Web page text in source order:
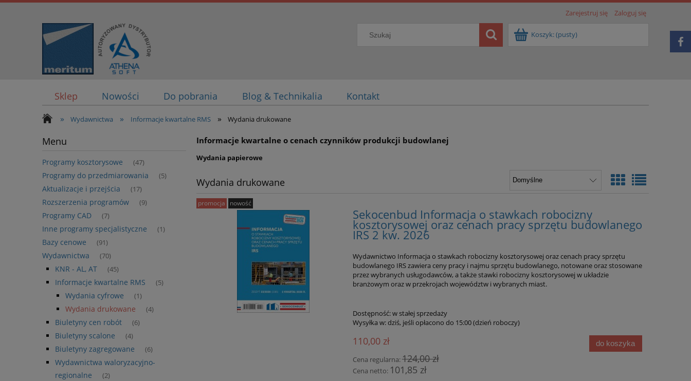
Zarejestruj się Zaloguj się
Koszyk:(pusty)
Sklep Nowości Do pobrania Blog & Technikalia Kontakt
» Wydawnictwa » Informacje kwartalne RMS » Wydania drukowane
Menu
Programy kosztorysowe (47)
Programy do przedmiarowania (5)
Aktualizacje i przejścia (17)
Rozszerzenia programów (9)
Programy CAD (7)
Inne programy specjalistyczne (1)
Bazy cenowe (91)
Wydawnictwa (70)
KNR - AL, AT (45)
Informacje kwartalne RMS (5)
Wydania cyfrowe (1)
Wydania drukowane (4)
Biuletyny cen robót (6)
Biuletyny scalone (4)
Biuletyny zagregowane (6)
Wydawnictwa waloryzacyjno-
regionalne
(2)
Informacje kwartalne o cenach czynników produkcji budowlanej
Wydania papierowe
Wydania drukowane
Sekocenbud Informacja o stawkach robocizny
kosztorysowej oraz cenach pracy sprzętu budowlanego
IRS 2 kw. 2026
Wydawnictwo Informacja o stawkach robocizny kosztorysowej oraz cenach pracy sprzętu
budowlanego IRS zawiera ceny pracy i najmu sprzętu budowlanego, notowane oraz stosowane
przez wybranych usługodawców, a także stawki robocizny kosztorysowej w układzie
branżowym oraz w przekrojach województw i wybranych miast.
Dostępność:w stałej sprzedaży
Wysyłka w:dziś, jeśli opłacono do 15:00 (dzień roboczy)
110,00 zł
Cena regularna:124,00 zł
Cena netto: 101,85 zł
do koszyka
promocja nowość